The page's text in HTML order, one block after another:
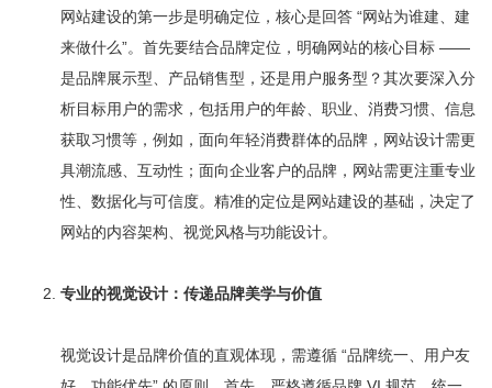
网站建设的第一步是明确定位，核心是回答 “网站为谁建、建
来做什么”。首先要结合品牌定位，明确网站的核心目标 ——
是品牌展示型、产品销售型，还是用户服务型？其次要深入分
析目标用户的需求，包括用户的年龄、职业、消费习惯、信息
获取习惯等，例如，面向年轻消费群体的品牌，网站设计需更
具潮流感、互动性；面向企业客户的品牌，网站需更注重专业
性、数据化与可信度。精准的定位是网站建设的基础，决定了
网站的内容架构、视觉风格与功能设计。
专业的视觉设计：传递品牌美学与价值
视觉设计是品牌价值的直观体现，需遵循 “品牌统一、用户友